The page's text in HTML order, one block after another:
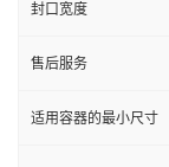
封口宽度
售后服务
适用容器的最小尺寸